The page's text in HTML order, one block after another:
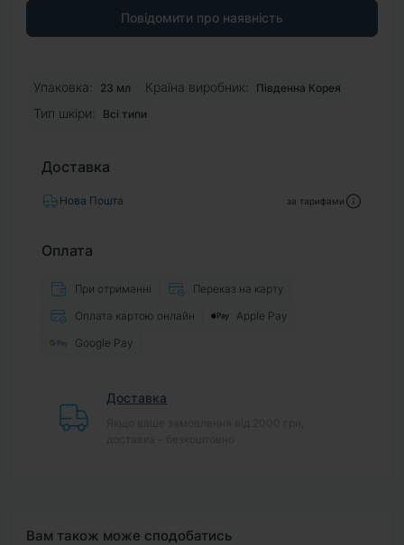
Повідомити про наявність
Упаковка: 23 мл Країна виробник: Південна Корея
Тип шкіри: Всі типи
Доставка
Нова Пошта за тарифами
Оплата
При отриманні
Переказ на карту
Оплата картою онлайн
Apple Pay
Google Pay
Доставка
Вам також може сподобатись